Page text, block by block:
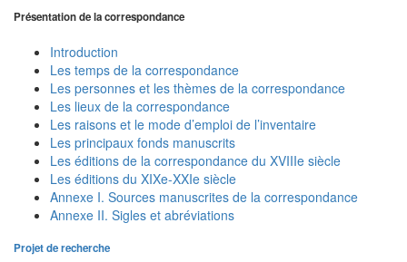
Présentation de la correspondance
Introduction
Les temps de la correspondance
Les personnes et les thèmes de la correspondance
Les lieux de la correspondance
Les raisons et le mode d’emploi de l’inventaire
Les principaux fonds manuscrits
Les éditions de la correspondance du XVIIIe siècle
Les éditions du XIXe-XXIe siècle
Annexe I. Sources manuscrites de la correspondance
Annexe II. Sigles et abréviations
Projet de recherche